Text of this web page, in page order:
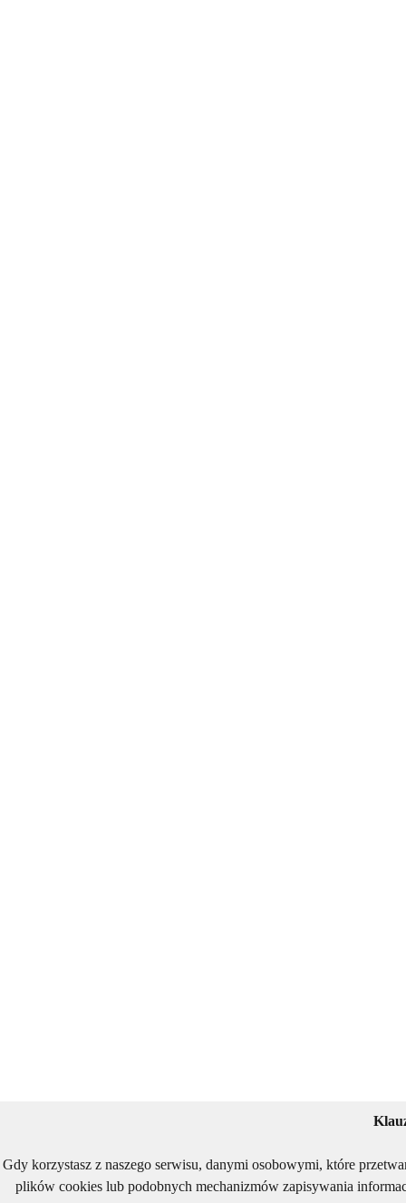
Gdy korzystasz z naszego serwisu, danymi osobowymi, które
plików cookies lub podobnych mechanizmów zapisywania